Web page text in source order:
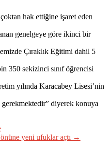
hak ettiğine işaret eden
genelgeye göre ikinci bir
Çıraklık Eğitimi dahil 5
350 sekizinci sınıf öğrencisi
yılında Karacabey Lisesi’nin
diyerek konuya
yeni ufuklar açtı →